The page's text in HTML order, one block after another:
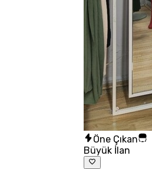
Öne Çıkan
Büyük İlan